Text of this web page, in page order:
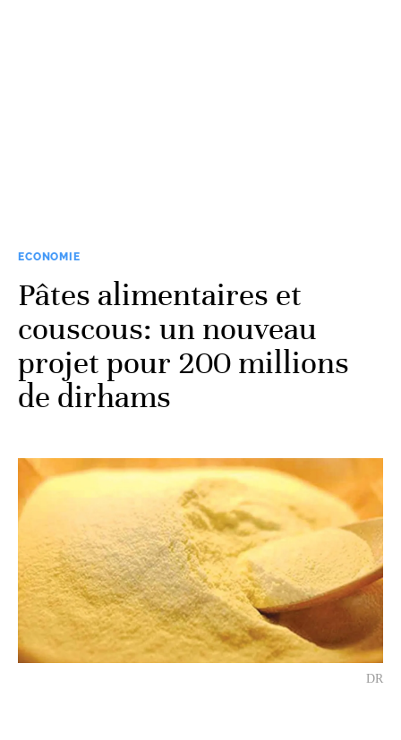
ECONOMIE
Pâtes alimentaires et
couscous: un nouveau
projet pour 200 millions
de dirhams
DR